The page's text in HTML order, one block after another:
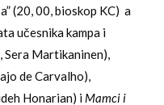
(20, 00, bioskop KC) a
učesnika kampa i
Sera Martikaninen),
de Carvalho),
Honarian) i Mamci i